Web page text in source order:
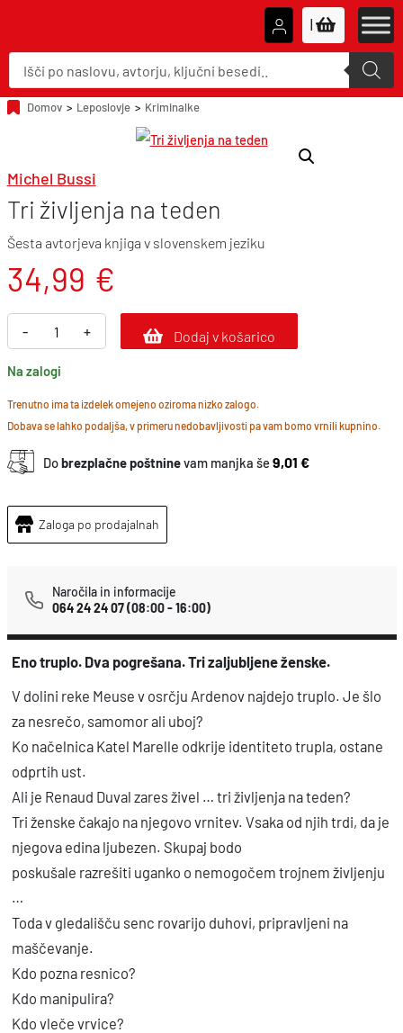
P
o
d
u
c
e
a
c
h
|
Domov > Leposlovje > Kriminalke
Michel Bussi
Tri življenja na teden
Šesta avtorjeva knjiga v slovenskem jeziku
34,99 €
-
r
i
ž
i
v
j
n
a
e
d
e
k
o
n
a
+ Dodaj v košarico
Na zalogi
Trenutno ima ta izdelek omejeno oziroma nizko zalogo.
Dobava se lahko podaljša, v primeru nedobavljivosti pa vam bomo vrnili kupnino.
Dobrezplačne poštninevam manjka še9,01 €
Zaloga po prodajalnah
Naročila in informacije
064 24 24 07(08:00 - 16:00)
Eno truplo. Dva pogrešana. Tri zaljubljene ženske.
V dolini reke Meuse v osrčju Ardenov najdejo truplo. Je šlo
za nesrečo, samomor ali uboj?
Ko načelnica Katel Marelle odkrije identiteto trupla, ostane
odprtih ust.
Ali je Renaud Duval zares živel … tri življenja na teden?
Tri ženske čakajo na njegovo vrnitev. Vsaka od njih trdi, da je
njegova edina ljubezen. Skupaj bodo
poskušale razrešiti uganko o nemogočem trojnem življenju
…
Toda v gledališču senc rovarijo duhovi, pripravljeni na
maščevanje.
Kdo pozna resnico?
Kdo manipulira?
Kdo vleče vrvice?